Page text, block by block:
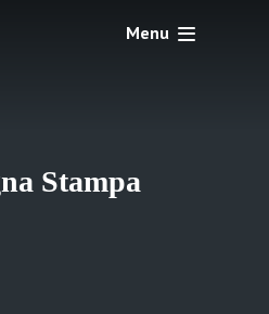
Menu
Stampa